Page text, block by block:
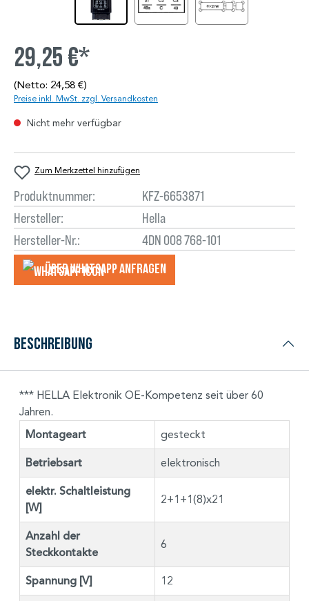
29,25 €*
(Netto: 24,58 €)
Preise inkl. MwSt. zzgl. Versandkosten
Nicht mehr verfügbar
Zum Merkzettel hinzufügen
Produktnummer:
KFZ-6653871
Hersteller:
Hella
Hersteller-Nr.:
4DN 008 768-101
Über WhatsApp anfragеn
Beschreibung
*** HELLA Elektronik OE-Kompetenz seit über 60
Jahren.
Montageart gesteckt
Betriebsart elektronisch
elektr. Schaltleistung
[W]
2+1+1(8)x21
Anzahl der
Steckkontakte
6
Spannung [V] 12